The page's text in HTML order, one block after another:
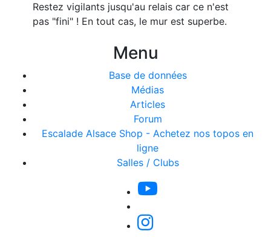
Restez vigilants jusqu'au relais car ce n'est
pas "fini" ! En tout cas, le mur est superbe.
Menu
Base de données
Médias
Articles
Forum
Escalade Alsace Shop - Achetez nos topos en
ligne
Salles / Clubs